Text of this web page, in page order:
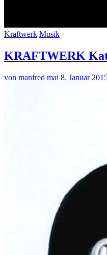
Kraftwerk Musik
KRAFTWERK
von manfred mai 8. Januar